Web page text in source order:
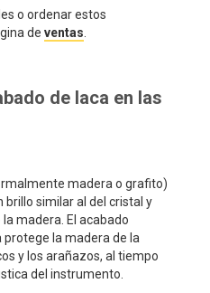
o ordenar estos
de ventas
de laca en las
madera o grafito)
brillo similar al del cristal y
madera. El acabado
la madera de la
y los arañazos, al tiempo
del instrumento.